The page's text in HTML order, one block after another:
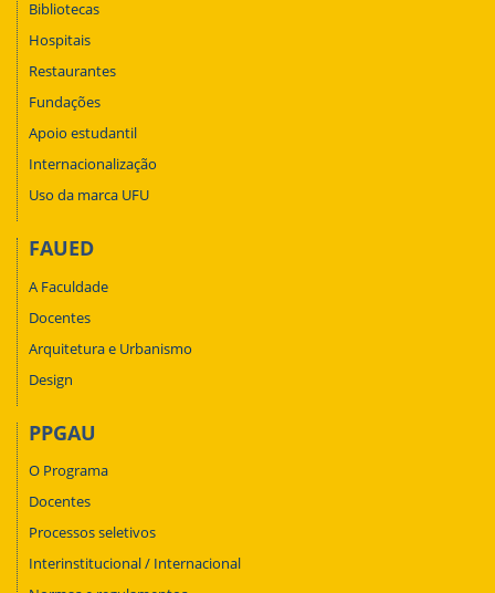
Bibliotecas
Hospitais
Restaurantes
Fundações
Apoio estudantil
Internacionalização
Uso da marca UFU
FAUED
A Faculdade
Docentes
Arquitetura e Urbanismo
Design
PPGAU
O Programa
Docentes
Processos seletivos
Interinstitucional / Internacional